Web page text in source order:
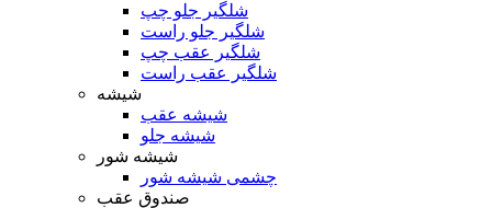
شلگیر جلو چپ
شلگیر جلو راست
شلگیر عقب چپ
شلگیر عقب راست
شیشه
شیشه عقب
شیشه جلو
شیشه شور
چشمی شیشه شور
صندوق عقب